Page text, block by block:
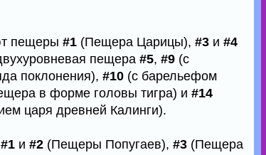
пещеры #1 (Пещера Царицы), #3 и #4
пещера #5, #9 (с
поклонения), #10 (с барельефом
в форме головы тигра) и #14
царя древней Калинги).
#1 и #2 (Пещеры Попугаев), #3 (Пещера